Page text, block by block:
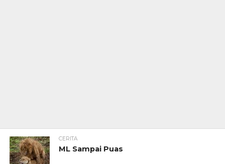
CERITA
ML Sampai Puas